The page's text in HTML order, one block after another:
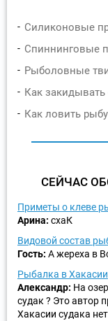
Силиконовые
Спиннинговые
Рыболовные
Как
Как ловить
СЕЙЧАС
Приметы о клеве
Арина: схаК
Видовой состав
Гость: А жереха в
Рыбалка в Хакасии
Александр: На
судак ? Это автор
Хакасии судака